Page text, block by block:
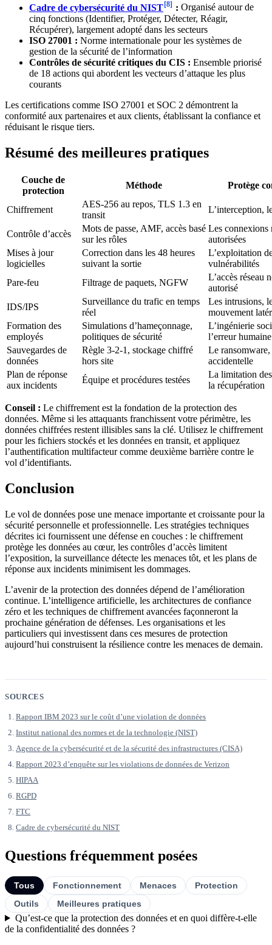
Cadre de cybersécurité du NIST [8] : Organisé autour de
cinq fonctions (Identifier, Protéger, Détecter, Réagir,
Récupérer), largement adopté dans les secteurs
ISO 27001 : Norme internationale pour les systèmes de
gestion de la sécurité de l’information
Contrôles de sécurité critiques du CIS : Ensemble priorisé
de 18 actions qui abordent les vecteurs d’attaque les plus
courants
Les certifications comme ISO 27001 et SOC 2 démontrent la
conformité aux partenaires et aux clients, établissant la confiance et
réduisant le risque tiers.
Résumé des meilleures pratiques
Couche de
protection
Méthode Protège
Chiffrement
AES-256 au repos, TLS 1.3 en
transit
L’interception,
Contrôle d’accès
Mots de passe, AMF, accès basé
sur les rôles
Les connexions
autorisées
Mises à jour
logicielles
Correction dans les 48 heures
suivant la sortie
L’exploitation
vulnérabilités
Pare-feu
Filtrage de paquets, NGFW
L’accès réseau
autorisé
IDS/IPS
Surveillance du trafic en temps
réel
Les intrusions,
mouvement
Formation des
employés
Simulations d’hameçonnage,
politiques de sécurité
L’ingénierie
l’erreur humaine
Sauvegardes de
données
Règle 3-2-1, stockage chiffré
hors site
Le ransomware,
accidentelle
Plan de réponse
aux incidents
Équipe et procédures testées
La limitation
la récupération
Conseil : Le chiffrement est la fondation de la protection des
données. Même si les attaquants franchissent votre périmètre, les
données chiffrées restent illisibles sans la clé. Utilisez le chiffrement
pour les fichiers stockés et les données en transit, et appliquez
l’authentification multifacteur comme deuxième barrière contre le
vol d’identifiants.
Conclusion
Le vol de données pose une menace importante et croissante pour la
sécurité personnelle et professionnelle. Les stratégies techniques
décrites ici fournissent une défense en couches : le chiffrement
protège les données au cœur, les contrôles d’accès limitent
l’exposition, la surveillance détecte les menaces tôt, et les plans de
réponse aux incidents minimisent les dommages.
L’avenir de la protection des données dépend de l’amélioration
continue. L’intelligence artificielle, les architectures de confiance
zéro et les techniques de chiffrement avancées façonneront la
prochaine génération de défenses. Les organisations et les
particuliers qui investissent dans ces mesures de protection
aujourd’hui construisent la résilience contre les menaces de demain.
SOURCES
Rapport IBM 2023 sur le coût d’une violation de données
Institut national des normes et de la technologie (NIST)
Agence de la cybersécurité et de la sécurité des infrastructures (CISA)
Rapport 2023 d’enquête sur les violations de données de Verizon
HIPAA
RGPD
FTC
Cadre de cybersécurité du NIST
Questions fréquemment posées
Tous Fonctionnement Menaces
Protection
Outils
Meilleures pratiques
Qu’est-ce que la protection des données et en quoi diffère-t-elle
de la confidentialité des données ?